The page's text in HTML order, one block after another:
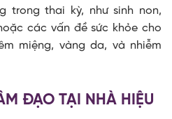
trong thai kỳ, như sinh non,
các vấn đề sức khỏe cho
miệng, vàng da, và nhiễm
ĐẠO TẠI NHÀ HIỆU